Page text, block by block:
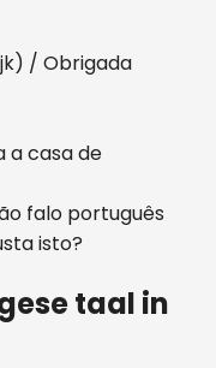
/ Obrigada
a casa de
falo português
isto?
taal in